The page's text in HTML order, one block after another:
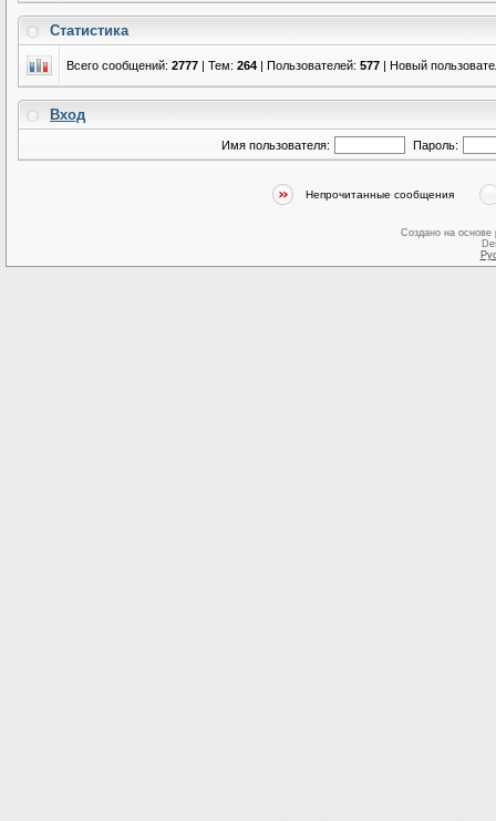
Статистика
Всего сообщений: 2777 | Тем: 264 | Пользователей: 577 | Новый
Вход
Имя пользователя: Пароль:
Непрочитанные сообщения
Создано на основе